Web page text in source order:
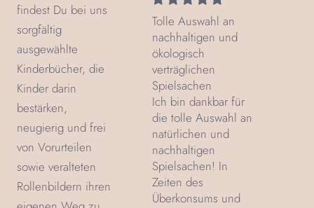
Tolle Auswahl an
nachhaltigen und
ökologisch
verträglichen
Spielsachen
Ich bin dankbar für
die tolle Auswahl an
natürlichen und
nachhaltigen
Spielsachen! In
Zeiten des
Überkonsums und
findest Du bei uns
sorgfältig
ausgewählte
Kinderbücher, die
Kinder darin
bestärken,
neugierig und frei
von Vorurteilen
sowie veralteten
Rollenbildern ihren